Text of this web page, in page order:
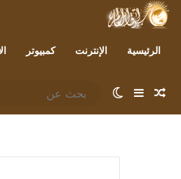
الرئيسية الإنترنت كمبيوتر
مقال عشوائي
إضافة عمود جانبي
الوضع المظلم